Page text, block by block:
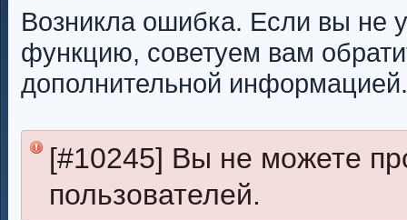
Возникла ошибка. Если вы не
функцию, советуем вам
дополнительной информацией.
[#10245] Вы не можете
пользователей.